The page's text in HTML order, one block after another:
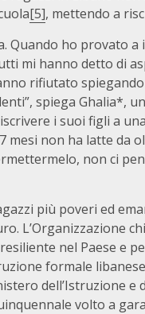
[5], mettendo a
Quando ho provato
mi hanno detto di
rifiutato
spiega Ghalia*,
i suoi figli a
mesi non ha latte da
non ci
più poveri ed
L’Organizzazione
nel Paese e
formale
dell’Istruzione e
volto a